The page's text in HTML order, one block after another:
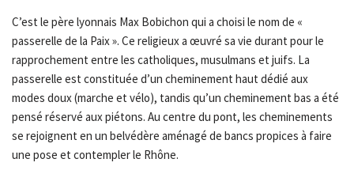
C’est le père lyonnais Max Bobichon qui a choisi le nom de «
passerelle de la Paix ». Ce religieux a œuvré sa vie durant pour le
rapprochement entre les catholiques, musulmans et juifs. La
passerelle est constituée d’un cheminement haut dédié aux
modes doux (marche et vélo), tandis qu’un cheminement bas a été
pensé réservé aux piétons. Au centre du pont, les cheminements
se rejoignent en un belvédère aménagé de bancs propices à faire
une pose et contempler le Rhône.